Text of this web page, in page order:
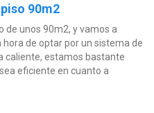
90m2
de unos 90m2, y vamos a
de optar por un sistema de
caliente, estamos bastante
eficiente en cuanto a